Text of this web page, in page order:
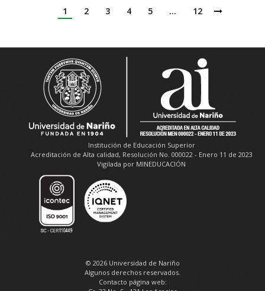
1 2 3 4 5 … 12
Institución de Educación Superior
Acreditación de Alta calidad, Resolución No. 000022 - Enero 11 de 2023
Vigilada por MINEDUCACIÓN
© 2026 Universidad de Nariño
Algunos derechos reservados.
Contacto página web: